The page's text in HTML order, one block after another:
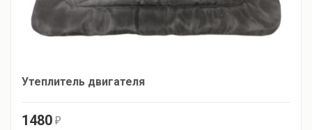
Утеплитель двигателя
1480 r